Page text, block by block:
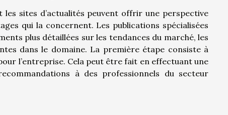
sites d’actualités peuvent offrir une perspective
qui la concernent. Les publications spécialisées
plus détaillées sur les tendances du marché, les
dans le domaine. La première étape consiste à
l’entreprise. Cela peut être fait en effectuant une
à des professionnels du secteur